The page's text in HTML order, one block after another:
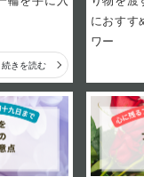
続きを読む
におすす
ワー